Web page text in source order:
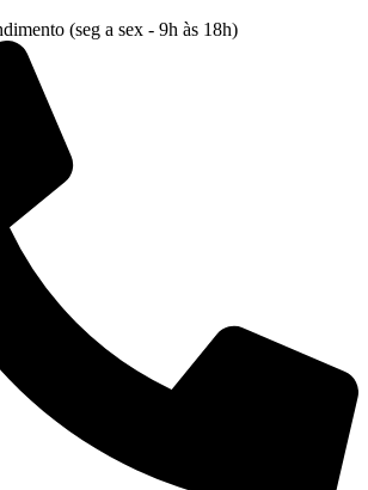
(seg a sex - 9h às 18h)